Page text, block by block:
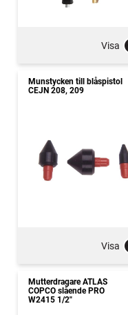
Visa
Munstycken till blåspistol
CEJN 208, 209
Visa
Mutterdragare ATLAS
COPCO slående PRO
W2415 1/2"